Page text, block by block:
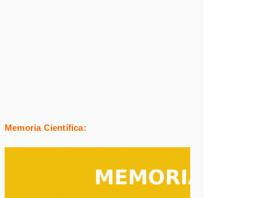
Memoria Científica: